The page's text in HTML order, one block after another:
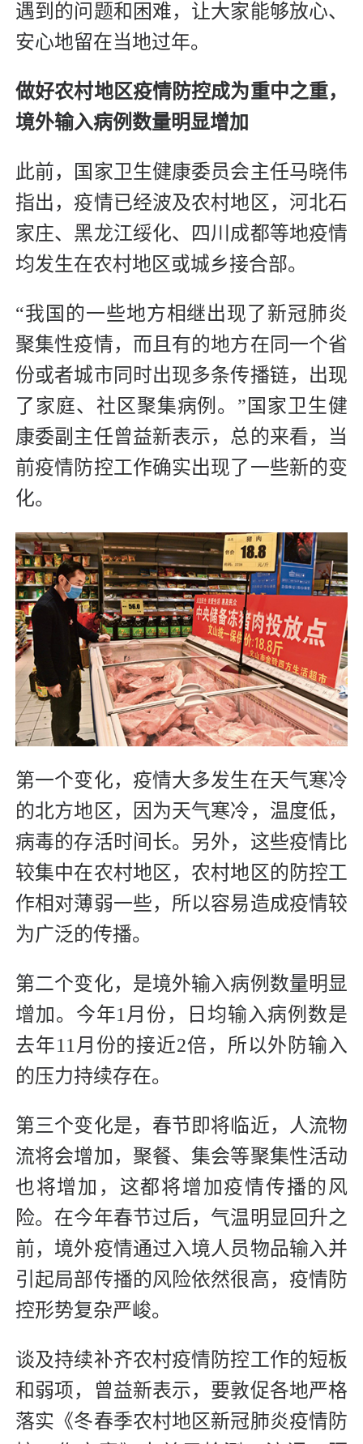
遇到的问题和困难，让大家能够放心、
安心地留在当地过年。
做好农村地区疫情防控成为重中之重，
境外输入病例数量明显增加
此前，国家卫生健康委员会主任马晓伟
指出，疫情已经波及农村地区，河北石
家庄、黑龙江绥化、四川成都等地疫情
均发生在农村地区或城乡接合部。
“我国的一些地方相继出现了新冠肺炎
聚集性疫情，而且有的地方在同一个省
份或者城市同时出现多条传播链，出现
了家庭、社区聚集病例。”国家卫生健
康委副主任曾益新表示，总的来看，当
前疫情防控工作确实出现了一些新的变
化。
第一个变化，疫情大多发生在天气寒冷
的北方地区，因为天气寒冷，温度低，
病毒的存活时间长。另外，这些疫情比
较集中在农村地区，农村地区的防控工
作相对薄弱一些，所以容易造成疫情较
为广泛的传播。
第二个变化，是境外输入病例数量明显
增加。今年1月份，日均输入病例数是
去年11月份的接近2倍，所以外防输入
的压力持续存在。
第三个变化是，春节即将临近，人流物
流将会增加，聚餐、集会等聚集性活动
也将增加，这都将增加疫情传播的风
险。在今年春节过后，气温明显回升之
前，境外疫情通过入境人员物品输入并
引起局部传播的风险依然很高，疫情防
控形势复杂严峻。
谈及持续补齐农村疫情防控工作的短板
和弱项，曾益新表示，要敦促各地严格
落实《冬春季农村地区新冠肺炎疫情防